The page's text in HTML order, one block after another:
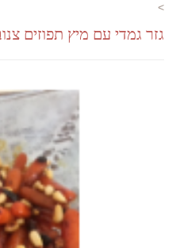
>
גזר גמדי עם מיץ תפוזים